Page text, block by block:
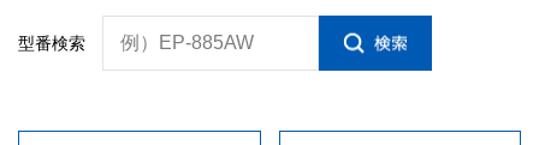
型番検索 例）EP-885AW